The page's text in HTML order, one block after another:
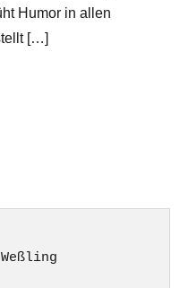
Humor in allen
[…]